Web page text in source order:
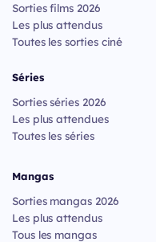
Sorties films 2026
Les plus attendus
Toutes les sorties ciné
Séries
Sorties séries 2026
Les plus attendues
Toutes les séries
Mangas
Sorties mangas 2026
Les plus attendus
Tous les mangas